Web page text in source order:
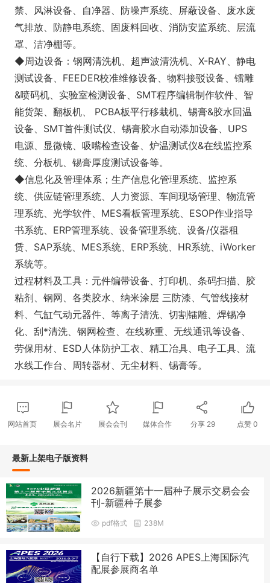
禁、风淋设备、自净器、防噪声系统、屏蔽设备、废水废
气排放、防静电系统、固废料回收、消防安监系统、层流
罩、洁净棚等。
◆周边设备：钢网清洗机、超声波清洗机、X-RAY、静电
测试设备、FEEDER校准维修设备、物料接驳设备、镭雕
&喷码机、实验室检测设备、SMT程序编辑制作软件、智
能货架、翻板机、 PCBA板平行移栽机、锡膏&胶水回温
设备、SMT首件测试仪、锡膏胶水自动添加设备、UPS
电源、显微镜、吸嘴检查设备、炉温测试仪&在线监控系
统、分板机、锡膏厚度测试设备等。
◆信息化及管理体系；生产信息化管理系统、监控系
统、供应链管理系统、人力资源、车间现场管理、物流管
理系统、光学软件、MES看板管理系统、ESOP作业指导
书系统、ERP管理系统、设备管理系统、设备/仪器租
赁、SAP系统、MES系统、ERP系统、HR系统、iWorker
系统等。
过程材料及工具：元件编带设备、打印机、条码扫描、胶
粘剂、钢网、各类胶水、纳米涂层 三防漆、气管线接材
料、气缸气动元器件、等离子清洗、切割镭雕、焊锡净
化、刮*清洗、钢网检查、在线称重、无线通讯等设备、
劳保用材、ESD人体防护工衣、精工冶具、电子工具、流
水线工作台、周转器材、无尘材料、锡膏等。
网站首页 展会名片 展会会刊 媒体合作 分享 29 点赞0
最新上架电子版资料
2026新疆第十一届种子展示交易会会
刊-新疆种子展参
pdf格式 238M
【自行下载】2026 APES上海国际汽
配展参展商名单